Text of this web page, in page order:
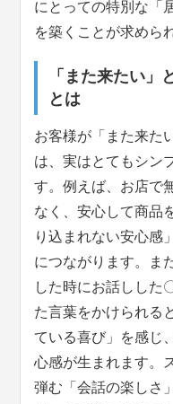
にとっての特別な「
を築くことが求めら
「また来たい」
とは
お客様が「また来た
は、実はとてもシン
す。例えば、お店で
なく、安心して商品
り込まれない安心感
につながります。ま
した時にお話しした
た言葉をかけられる
ている喜び」を感じ
心感が生まれます。
弾む「会話の楽しさ